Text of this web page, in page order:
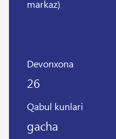
markaz)
Devonxona
26
Qabul kunlari
gacha